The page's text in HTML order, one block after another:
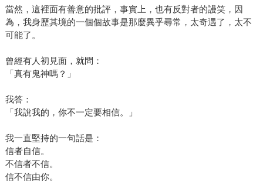
當然，這裡面有善意的批評，事實上，也有反對者的謾笑，因
為，我身歷其境的一個個故事是那麼異乎尋常，太奇遇了，太不
可能了。
曾經有人初見面，就問：
「真有鬼神嗎？」
我答：
「我說我的，你不一定要相信。」
我一直堅持的一句話是：
信者自信。
不信者不信。
信不信由你。